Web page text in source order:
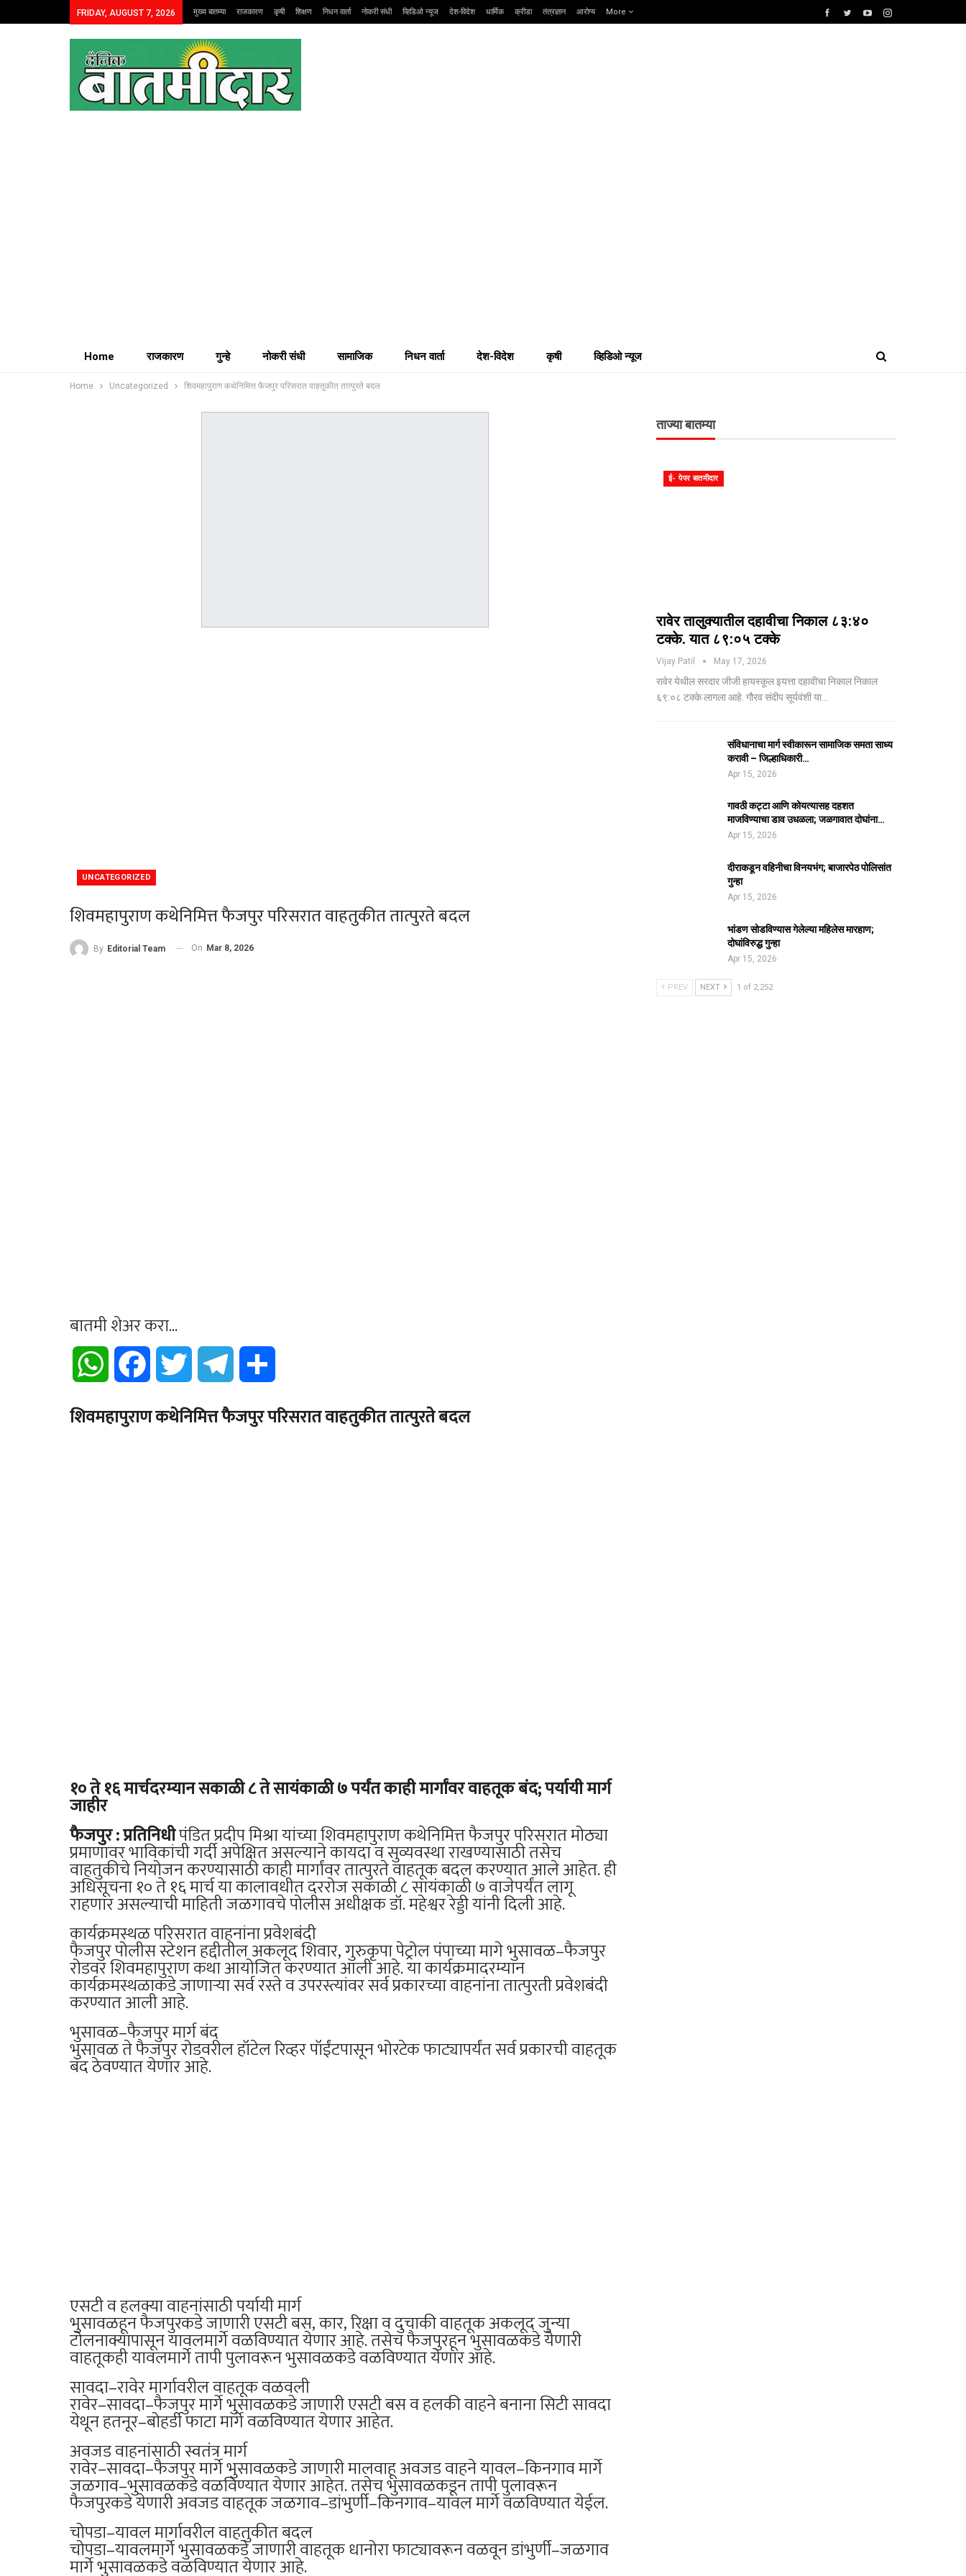
FRIDAY, AUGUST 7, 2026 मुख्य बातम्या राजकारण कृषी शिक्षण निधन वार्ता नोकरी संधी व्हिडिओ न्यूज देश-विदेश धार्मिक क्रीडा तंत्रज्ञान आरोग्य More
Home राजकारण गुन्हे नोकरी संधी सामाजिक निधन वार्ता देश-विदेश कृषी व्हिडिओ न्यूज
Home Uncategorized शिवमहापुराण कथेनिमित्त फैजपुर परिसरात वाहतुकीत तात्पुरते बदल
UNCATEGORIZED
शिवमहापुराण कथेनिमित्त फैजपुर परिसरात वाहतुकीत तात्पुरते बदल
By Editorial Team On Mar 8, 2026
बातमी शेअर करा...
WhatsApp Facebook Twitter Telegram
शिवमहापुराण कथेनिमित्त फैजपुर परिसरात वाहतुकीत तात्पुरते बदल
१० ते १६ मार्चदरम्यान सकाळी ८ ते सायंकाळी ७ पर्यंत काही मार्गांवर वाहतूक बंद; पर्यायी मार्ग
जाहीर
फैजपुर : प्रतिनिधीपंडित प्रदीप मिश्रा यांच्या शिवमहापुराण कथेनिमित्त फैजपुर परिसरात मोठ्या
प्रमाणावर भाविकांची गर्दी अपेक्षित असल्याने कायदा व सुव्यवस्था राखण्यासाठी तसेच
वाहतुकीचे नियोजन करण्यासाठी काही मार्गांवर तात्पुरते वाहतूक बदल करण्यात आले आहेत. ही
अधिसूचना १० ते १६ मार्च या कालावधीत दररोज सकाळी ८ सायंकाळी ७ वाजेपर्यंत लागू
राहणार असल्याची माहिती जळगावचे पोलीस अधीक्षक डॉ. महेश्वर रेड्डी यांनी दिली आहे.
कार्यक्रमस्थळ परिसरात वाहनांना प्रवेशबंदी
फैजपुर पोलीस स्टेशन हद्दीतील अकलूद शिवार, गुरुकृपा पेट्रोल पंपाच्या मागे भुसावळ–फैजपुर
रोडवर शिवमहापुराण कथा आयोजित करण्यात आली आहे. या कार्यक्रमादरम्यान
कार्यक्रमस्थळाकडे जाणाऱ्या सर्व रस्ते व उपरस्त्यांवर सर्व प्रकारच्या वाहनांना तात्पुरती प्रवेशबंदी
करण्यात आली आहे.
भुसावळ–फैजपुर मार्ग बंद
भुसावळ ते फैजपुर रोडवरील हॉटेल रिव्हर पॉईंटपासून भोरटेक फाट्यापर्यंत सर्व प्रकारची वाहतूक
बंद ठेवण्यात येणार आहे.
एसटी व हलक्या वाहनांसाठी पर्यायी मार्ग
भुसावळहून फैजपुरकडे जाणारी एसटी बस, कार, रिक्षा व दुचाकी वाहतूक अकलूद जुन्या
टोलनाक्यापासून यावलमार्गे वळविण्यात येणार आहे. तसेच फैजपुरहून भुसावळकडे येणारी
वाहतूकही यावलमार्गे तापी पुलावरून भुसावळकडे वळविण्यात येणार आहे.
सावदा–रावेर मार्गावरील वाहतूक वळवली
रावेर–सावदा–फैजपुर मार्गे भुसावळकडे जाणारी एसटी बस व हलकी वाहने बनाना सिटी सावदा
येथून हतनूर–बोहर्डी फाटा मार्गे वळविण्यात येणार आहेत.
अवजड वाहनांसाठी स्वतंत्र मार्ग
रावेर–सावदा–फैजपुर मार्गे भुसावळकडे जाणारी मालवाहू अवजड वाहने यावल–किनगाव मार्गे
जळगाव–भुसावळकडे वळविण्यात येणार आहेत. तसेच भुसावळकडून तापी पुलावरून
फैजपुरकडे येणारी अवजड वाहतूक जळगाव–डांभुर्णी–किनगाव–यावल मार्गे वळविण्यात येईल.
चोपडा–यावल मार्गावरील वाहतुकीत बदल
चोपडा–यावलमार्गे भुसावळकडे जाणारी वाहतूक धानोरा फाट्यावरून वळवून डांभुर्णी–जळगाव
मार्गे भुसावळकडे वळविण्यात येणार आहे.
ताज्या बातम्या
ई- पेपर बातमीदार
रावेर तालुक्यातील दहावीचा निकाल ८३:४०
टक्के. यात ८९:०५ टक्के
Vijay Patil May 17, 2026
रावेर येथील सरदार जीजी हायस्कूल इयत्ता दहावीचा निकाल निकाल
६९:०८ टक्के लागला आहे. गौरव संदीप सूर्यवंशी या…
संविधानाचा मार्ग स्वीकारून सामाजिक समता साध्य
करावी – जिल्हाधिकारी…
Apr 15, 2026
गावठी कट्टा आणि कोयत्यासह दहशत
माजविण्याचा डाव उधळला; जळगावात दोघांना…
Apr 15, 2026
दीराकडून वहिनीचा विनयभंग; बाजारपेठ पोलिसांत
गुन्हा
Apr 15, 2026
भांडण सोडविण्यास गेलेल्या महिलेस मारहाण;
दोघांविरुद्ध गुन्हा
Apr 15, 2026
PREV NEXT 1 of 2,252